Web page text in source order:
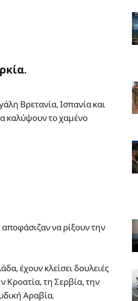
Βρετανία, Ισπανία και
καλύψουν το χαμένο
να ρίξουν την
έχουν κλείσει δουλειές
Κροατία, τη Σερβία, την
Αραβία.